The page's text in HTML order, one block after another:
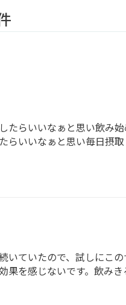
たらいいなぁと思い飲み
らいいなぁと思い毎日摂
いていたので、試しにこ
を感じないです。飲みき